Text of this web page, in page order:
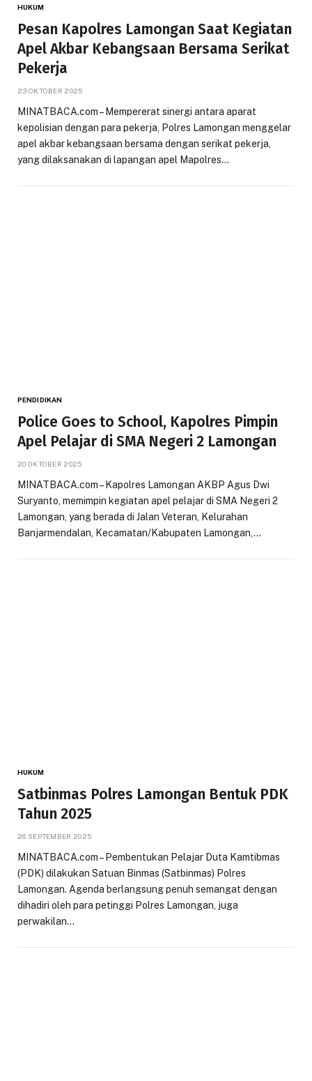
HUKUM
Pesan Kapolres Lamongan Saat Kegiatan
Apel Akbar Kebangsaan Bersama Serikat
Pekerja
23 OKTOBER 2025
MINATBACA.com – Mempererat sinergi antara aparat
kepolisian dengan para pekerja, Polres Lamongan menggelar
apel akbar kebangsaan bersama dengan serikat pekerja,
yang dilaksanakan di lapangan apel Mapolres…
PENDIDIKAN
Police Goes to School, Kapolres Pimpin
Apel Pelajar di SMA Negeri 2 Lamongan
20 OKTOBER 2025
MINATBACA.com – Kapolres Lamongan AKBP Agus Dwi
Suryanto, memimpin kegiatan apel pelajar di SMA Negeri 2
Lamongan, yang berada di Jalan Veteran, Kelurahan
Banjarmendalan, Kecamatan/Kabupaten Lamongan,…
HUKUM
Satbinmas Polres Lamongan Bentuk PDK
Tahun 2025
26 SEPTEMBER 2025
MINATBACA.com – Pembentukan Pelajar Duta Kamtibmas
(PDK) dilakukan Satuan Binmas (Satbinmas) Polres
Lamongan. Agenda berlangsung penuh semangat dengan
dihadiri oleh para petinggi Polres Lamongan, juga
perwakilan…